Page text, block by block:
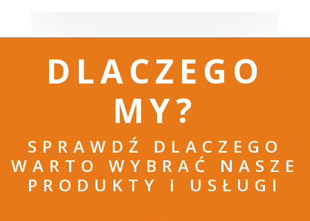
DLACZEGO
MY?
SPRAWDŹ DLACZEGO
WARTO WYBRAĆ NASZE
PRODUKTY I USŁUGI